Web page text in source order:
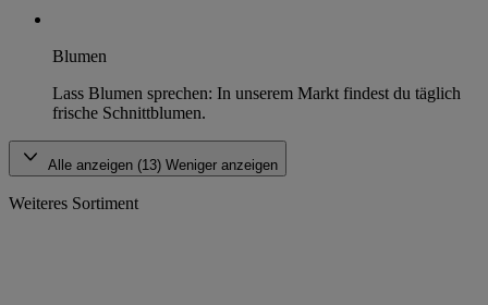
Blumen
Lass Blumen sprechen: In unserem Markt findest du täglich
frische Schnittblumen.
Alle anzeigen (13) Weniger anzeigen
Weiteres Sortiment